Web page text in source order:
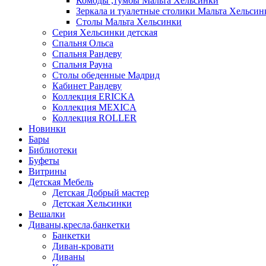
Зеркала и туалетные столики Мальта
Столы Мальта Хельсинки
Серия Хельсинки детская
Спальня Ольса
Спальня Рандеву
Спальня Рауна
Столы обеденные Мадрид
Кабинет Рандеву
Коллекция ERICKA
Коллекция MEXICA
Коллекция ROLLER
Новинки
Бары
Библиотеки
Буфеты
Витрины
Детская Мебель
Детская Добрый мастер
Детская Хельсинки
Вешалки
Диваны,кресла,банкетки
Банкетки
Диван-кровати
Диваны